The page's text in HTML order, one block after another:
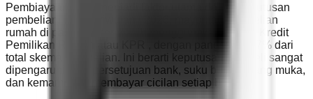
Pembiayaan tetap menjadi faktor utama dalam keputusan
pembelian. Pada Triwulan I 2026, mayoritas pembelian
rumah di pasar primer masih menggunakan skema Kredit
Pemilikan Rumah atau KPR , dengan pangsa 69,87% dari
total skema pembelian. Ini berarti keputusan pembeli sangat
dipengaruhi oleh persetujuan bank, suku bunga, uang muka,
dan kemampuan membayar cicilan setiap bulan.